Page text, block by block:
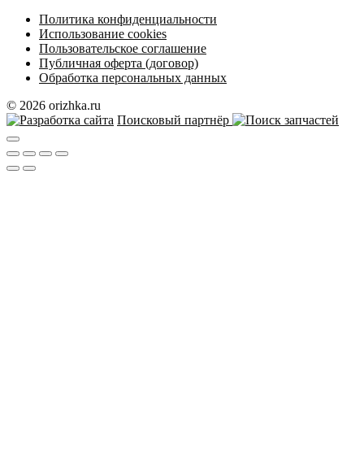
Политика конфиденциальности
Использование cookies
Пользовательское соглашение
Публичная оферта (договор)
Обработка персональных данных
© 2026 orizhka.ru
Поисковый партнёр